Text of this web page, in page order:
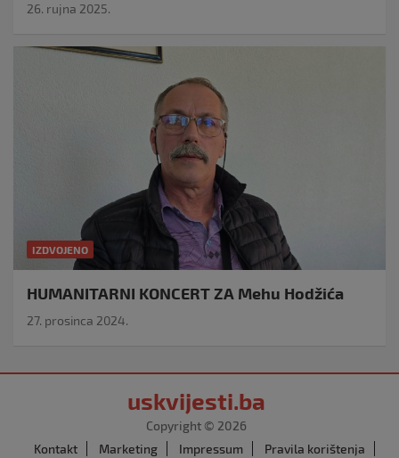
26. rujna 2025.
IZDVOJENO
HUMANITARNI KONCERT ZA Mehu Hodžića
27. prosinca 2024.
uskvijesti.ba
Copyright © 2026
Kontakt
Marketing Impressum
Pravila korištenja